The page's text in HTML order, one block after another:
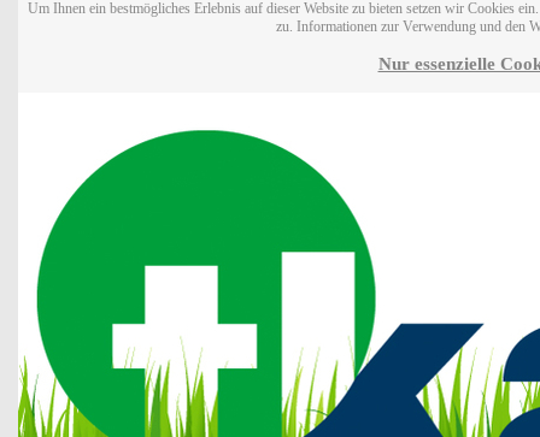
Um Ihnen ein bestmögliches Erlebnis auf dieser Website zu bieten setzen wir Cookies
zu. Informationen zur Verwendung und den
Nur essenzielle